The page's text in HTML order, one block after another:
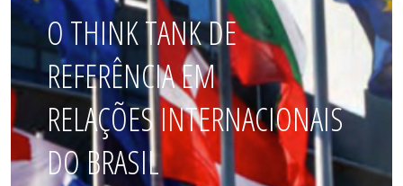
O THINK TANK DE
REFERÊNCIA EM
RELAÇÕES INTERNACIONAIS
DO BRASIL